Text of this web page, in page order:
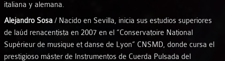
italiana y alemana.
Alejandro Sosa / Nacido en Sevilla, inicia sus estudios superiores
de laúd renacentista en 2007 en el “Conservatoire National
Supérieur de musique et danse de Lyon” CNSMD, donde cursa el
prestigioso máster de Instrumentos de Cuerda Pulsada del